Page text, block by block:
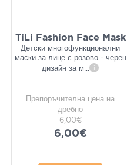
TiLi Fashion Face Mask
Детски многофункционални
маски за лице с розово - черен
дизайн за м... i
Препоръчителна цена на
дребно
6,00€
6,00€